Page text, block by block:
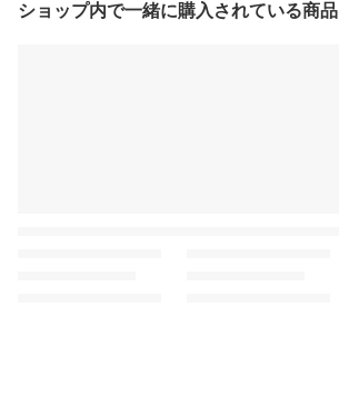
ショップ内で一緒に購入されている商品